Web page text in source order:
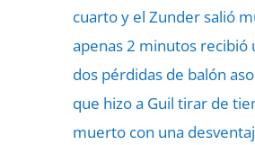
cuarto y el Zunder salió
apenas 2 minutos recibió
dos pérdidas de balón
que hizo a Guil tirar de
muerto con una